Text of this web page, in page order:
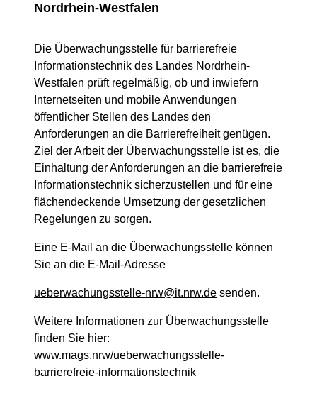
Nordrhein-Westfalen
Die Überwachungsstelle für barrierefreie
Informationstechnik des Landes Nordrhein-
Westfalen prüft regelmäßig, ob und inwiefern
Internetseiten und mobile Anwendungen
öffentlicher Stellen des Landes den
Anforderungen an die Barrierefreiheit genügen.
Ziel der Arbeit der Überwachungsstelle ist es, die
Einhaltung der Anforderungen an die barrierefreie
Informationstechnik sicherzustellen und für eine
flächendeckende Umsetzung der gesetzlichen
Regelungen zu sorgen.
Eine E-Mail an die Überwachungsstelle können
Sie an die E-Mail-Adresse
ueberwachungsstelle-nrw@it.nrw.de senden.
Weitere Informationen zur Überwachungsstelle
finden Sie hier:
www.mags.nrw/ueberwachungsstelle-
barrierefreie-informationstechnik